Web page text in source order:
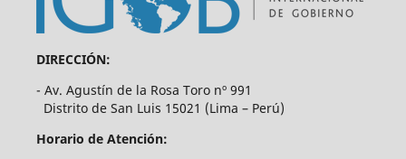
DIRECCIÓN:
- Av. Agustín de la Rosa Toro nº 991
Distrito de San Luis 15021 (Lima – Perú)
Horario de Atención: